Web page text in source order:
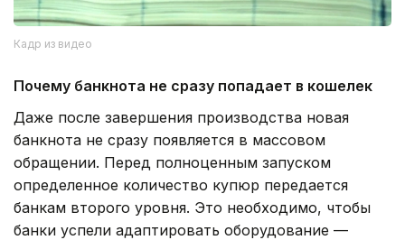
Кадр из видео
Почему банкнота не сразу попадает в кошелек
Даже после завершения производства новая
банкнота не сразу появляется в массовом
обращении. Перед полноценным запуском
определенное количество купюр передается
банкам второго уровня. Это необходимо, чтобы
банки успели адаптировать оборудование —